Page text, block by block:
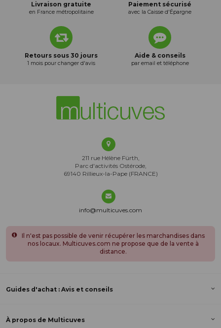
Livraison gratuite
en France métropolitaine
Paiement sécurisé
avec la Caisse d'Épargne
Retours sous 30 jours
1 mois pour changer d'avis
Aide & conseils
par email et téléphone
211 rue Hélène Fürth,
Parc d'activités Ostérode,
69140 Rillieux-la-Pape (FRANCE)
info@multicuves.com
Il n'est pas possible de venir récupérer les marchandises dans
nos locaux. Multicuves.com ne propose que de la vente à
distance.
Guides d'achat : Avis et conseils
À propos de Multicuves